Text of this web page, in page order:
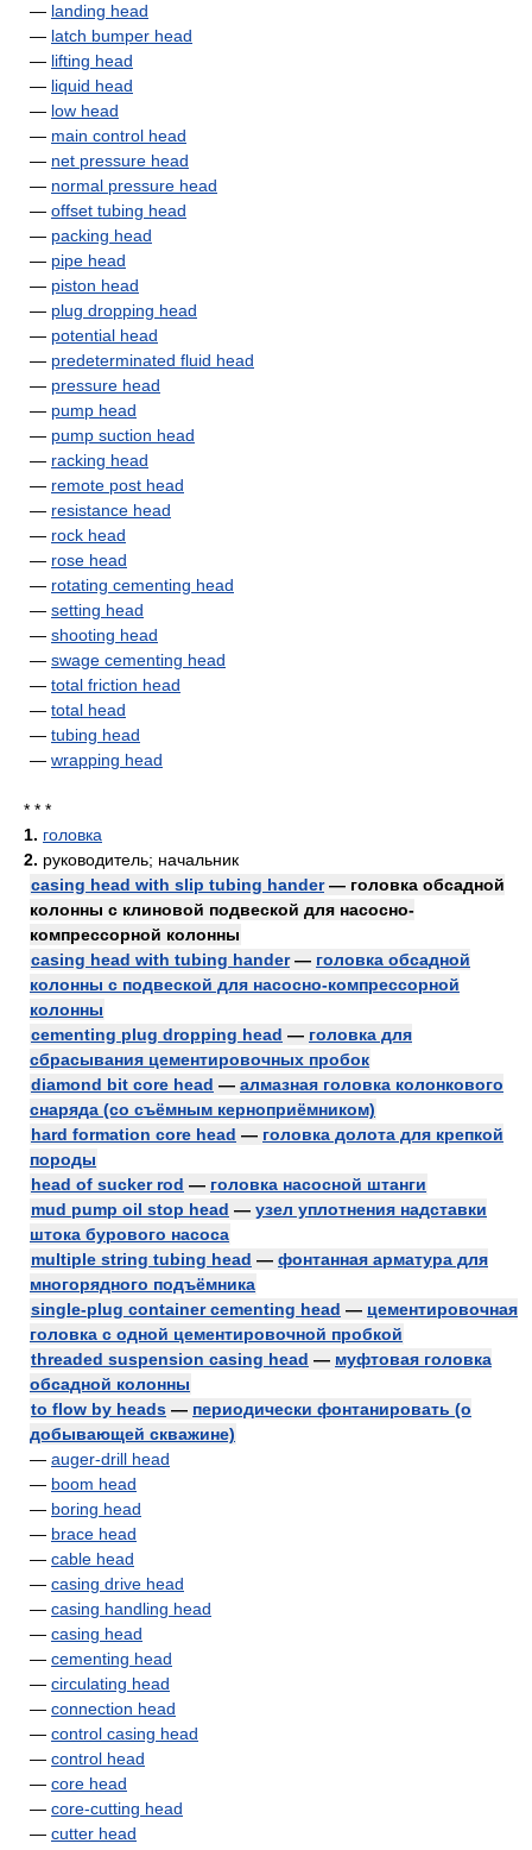
— landing head
— latch bumper head
— lifting head
— liquid head
— low head
— main control head
— net pressure head
— normal pressure head
— offset tubing head
— packing head
— pipe head
— piston head
— plug dropping head
— potential head
— predeterminated fluid head
— pressure head
— pump head
— pump suction head
— racking head
— remote post head
— resistance head
— rock head
— rose head
— rotating cementing head
— setting head
— shooting head
— swage cementing head
— total friction head
— total head
— tubing head
— wrapping head
* * *
1. головка
2. руководитель; начальник
casing head with slip tubing hander— головка обсадной
колонны с клиновой подвеской для насосно-
компрессорной колонны
casing head with tubing hander— головка обсадной
колонны с подвеской для насосно-компрессорной
колонны
cementing plug dropping head — головка для
сбрасывания цементировочных пробок
diamond bit core head — алмазная головка колонкового
снаряда (со съёмным керноприёмником)
hard formation core head — головка долота для крепкой
породы
head of sucker rod — головка насосной штанги
mud pump oil stop head — узел уплотнения надставки
штока бурового насоса
multiple string tubing head — фонтанная арматура для
многорядного подъёмника
single-plug container cementing head — цементировочная
головка с одной цементировочной пробкой
threaded suspension casing head — муфтовая головка
обсадной колонны
to flow by heads — периодически фонтанировать (о
добывающей скважине)
— auger-drill head
— boom head
— boring head
— brace head
— cable head
— casing drive head
— casing handling head
— casing head
— cementing head
— circulating head
— connection head
— control casing head
— control head
— core head
— core-cutting head
— cutter head